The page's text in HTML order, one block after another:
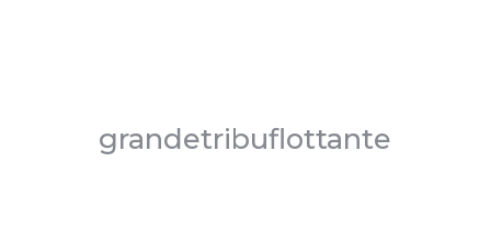
grandetribuflottante